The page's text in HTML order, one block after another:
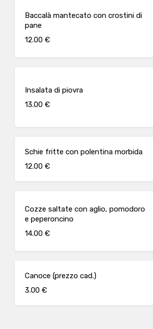
Baccalà mantecato con crostini di
pane
12.00 €
Insalata di piovra
13.00 €
Schie fritte con polentina morbida
12.00 €
Cozze saltate con aglio, pomodoro
e peperoncino
14.00 €
Canoce (prezzo cad.)
3.00 €